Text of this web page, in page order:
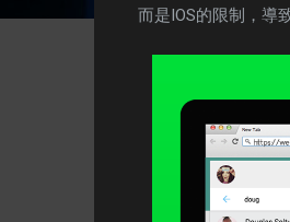
而是IOS的限制，導